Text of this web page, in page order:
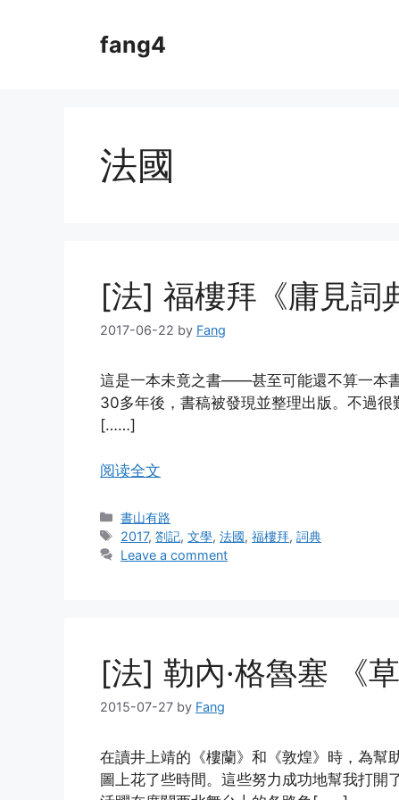
fang4
法國
[法] 福樓拜《庸見詞
2017-06-22 by Fang
這是一本未竟之書——甚至可能還不算一本
30多年後，書稿被發現並整理出版。不過
[……]
阅读全文
Categories
書山有路
Tags
2017,劄記,文學,法國,福樓拜,詞典
Leave a comment
[法] 勒內·格魯塞 《
2015-07-27 by Fang
在讀井上靖的《樓蘭》和《敦煌》時，為幫
圖上花了些時間。這些努力成功地幫我打開